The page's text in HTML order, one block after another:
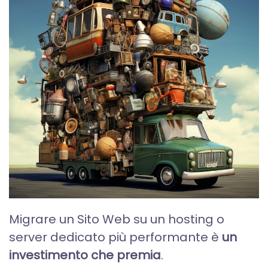
Migrare un Sito Web su un hosting o
server dedicato più performante è un
investimento che premia.